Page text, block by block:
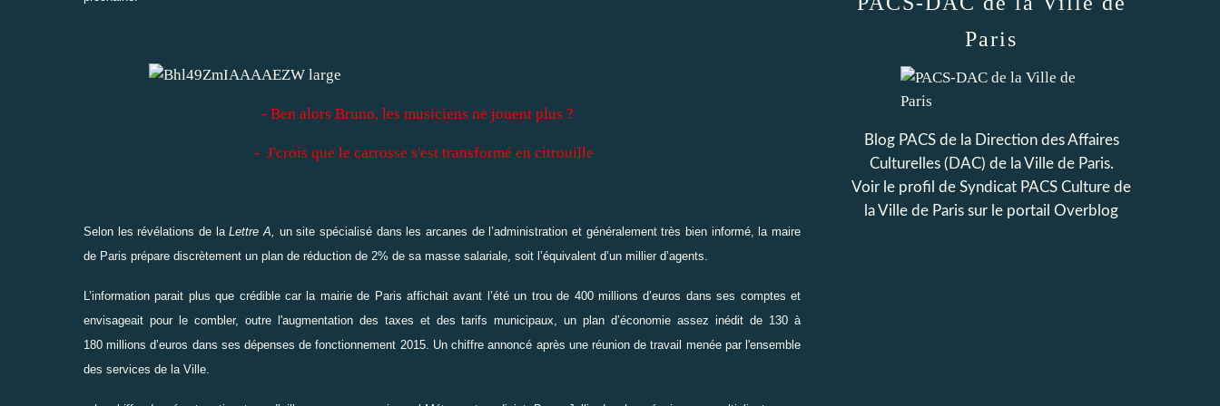
- Ben alors Bruno, les musiciens ne jouent plus ?
- J'crois que le carrosse s'est transformé en citrouille
Selon les révélations de laLettre A
un site spécialisé dans les arcanes de l’administration et généralement très bien informé, la maire
de Paris prépare discrètement un plan de réduction de 2% de sa masse salariale, soit l’équivalent d’un millier d’agents.
L’information parait plus que crédible car la mairie de Paris affichait avant l’été un trou de 400 millions d’euros dans ses comptes et
envisageait pour le combler, outre l'augmentation des taxes et des tarifs municipaux, un plan d’économie assez inédit de 130 à
180 millions d’euros dans ses dépenses de fonctionnement 2015. Un chiffre annoncé après une réunion de travail menée par l'ensemble
des services de la Ville.
Paris
Blog PACS de la Direction des Affaires
Culturelles (DAC) de la Ville de Paris.
Voir le profil de Syndicat PACS Culture de
la Ville de Paris sur le portail Overblog